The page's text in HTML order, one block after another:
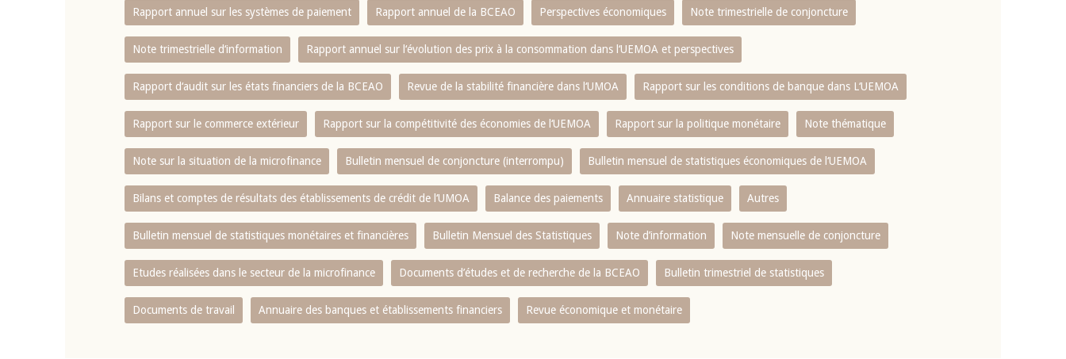
Rapport annuel sur les systèmes de paiement Rapport annuel de la BCEAO Perspectives économiques Note trimestrielle de conjoncture
Note trimestrielle d‘information Rapport annuel sur l‘évolution des prix à la consommation dans l‘UEMOA et perspectives
Rapport d‘audit sur les états financiers de la BCEAO Revue de la stabilité financière dans l‘UMOA Rapport sur les conditions de banque dans L‘UEMOA
Rapport sur le commerce extérieur Rapport sur la compétitivité des économies de l‘UEMOA Rapport sur la politique monétaire Note thématique
Note sur la situation de la microfinance Bulletin mensuel de conjoncture (interrompu) Bulletin mensuel de statistiques économiques de l‘UEMOA
Bilans et comptes de résultats des établissements de crédit de l‘UMOA Balance des paiements Annuaire statistique Autres
Bulletin mensuel de statistiques monétaires et financières Bulletin Mensuel des Statistiques Note d’information Note mensuelle de conjoncture
Etudes réalisées dans le secteur de la microfinance Documents d’études et de recherche de la BCEAO Bulletin trimestriel de statistiques
Documents de travail Annuaire des banques et établissements financiers Revue économique et monétaire